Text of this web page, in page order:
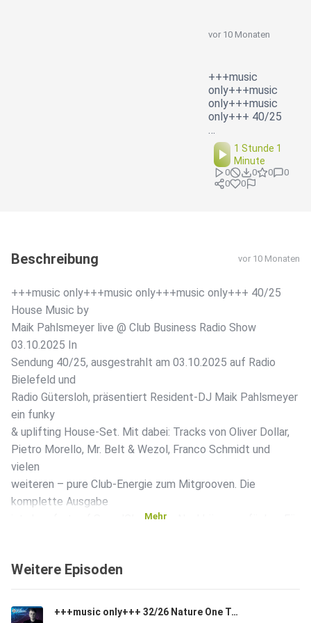
vor 10 Monaten
+++music
only+++music
only+++music
only+++ 40/25
…
1 Stunde 1
Minute
0 0 0
0
0
0
Beschreibung vor 10 Monaten
+++music only+++music only+++music only+++ 40/25
House Music by
Maik Pahlsmeyer live @ Club Business Radio Show
03.10.2025 In
Sendung 40/25, ausgestrahlt am 03.10.2025 auf Radio
Bielefeld und
Radio Gütersloh, präsentiert Resident-DJ Maik Pahlsmeyer
ein funky
& uplifting House-Set. Mit dabei: Tracks von Oliver Dollar,
Pietro Morello, Mr. Belt & Wezol, Franco Schmidt und
vielen
weiteren – pure Club-Energie zum Mitgrooven. Die
komplette Ausgabe
ist ab sofort auf SoundCloud zum Nachhören verfügbar. Für
email@clubbusinessradioshow.de Hashtags:
#OliverDollar #PietroMorello #MrBeltAndWezol
Mehr
Weitere Episoden
+++music only+++ 32/26 Nature One Techno Special by Maik Pahlsmeyer live @ Club Business Radio Show 07.08.2026